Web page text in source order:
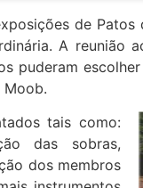
de
A reunião
puderam
tais como:
das sobras,
dos membros